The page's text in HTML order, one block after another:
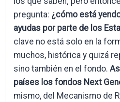
pregunta: ¿cómo está
ayudas por parte de los
clave no está solo en la
muchos, histórica y quizá
sino también en el fondo.
países los fondos Next
mismo, del Mecanismo de